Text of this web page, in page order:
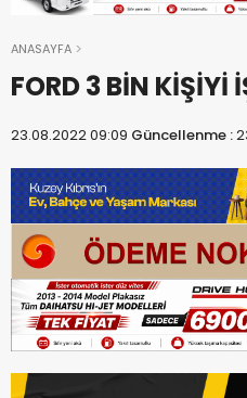
ANASAYFA
FORD 3 BİN KİŞİYİ
23.08.2022 09:09 Güncellenme :